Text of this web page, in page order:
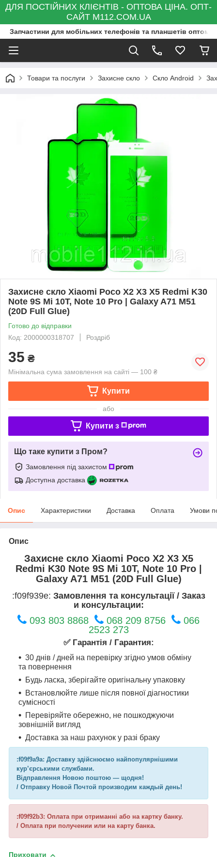
ДЛЯ ПОСТІЙНИХ КЛІЄНТІВ - ОПТОВА ЦІНА. ОПТ-
САЙТ M112.COM.UA
Запчастини для мобільних телефонів та планшетів оптом
Товари та послуги Захисне скло Скло Android
Захисне скло Xiaomi Poco X2 X3 X5 Redmi K30
Note 9S Mi 10T, Note 10 Pro | Galaxy A71 M51
(20D Full Glue)
Готово до відправки
Код: 2000000318707
Роздріб
35 ₴
Мінімальна сума замовлення на сайті — 100 ₴
Купити
або
Купити з
Що таке купити з Пром?
Замовлення під захистом
Доступна доставка
Опис Характеристики Доставка Оплата Умови
Опис
Захисне скло Xiaomi Poco X2 X3 X5
Redmi K30 Note 9S Mi 10T, Note 10 Pro |
Galaxy A71 M51 (20D Full Glue)
:f09f939e: Замовлення та консультації / Заказ
и консультации:
093 803 8868 068 209 8756
066
2523 273
✅ Гарантія / Гарантия:
30 днів / дней на перевірку згідно умов обміну
та повернення
Будь ласка, зберігайте оригінальну упаковку
Встановлюйте лише після повної діагностики
сумісності
Перевіряйте обережно, не пошкоджуючи
зовнішній вигляд
Доставка за наш рахунок у разі браку
:f09f9a9a: Доставку здійснюємо найпопулярнішими
кур’єрськими службами.
Відправлення Новою поштою — щодня!
/ Отправку Новой Почтой производим каждый день!
:f09f92b3: Оплата при отриманні або на картку банку.
/ Оплата при получении или на карту банка.
Приховати